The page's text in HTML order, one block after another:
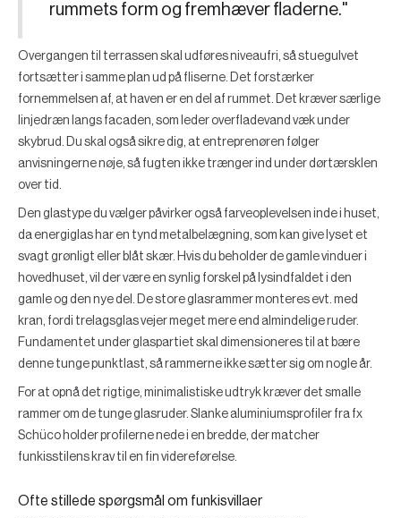
rummets form og fremhæver fladerne."
Overgangen til terrassen skal udføres niveaufri, så stuegulvet
fortsætter i samme plan ud på fliserne. Det forstærker
fornemmelsen af, at haven er en del af rummet. Det kræver særlige
linjedræn langs facaden, som leder overfladevand væk under
skybrud. Du skal også sikre dig, at entreprenøren følger
anvisningerne nøje, så fugten ikke trænger ind under dørtærsklen
over tid.
Den glastype du vælger påvirker også farveoplevelsen inde i huset,
da energiglas har en tynd metalbelægning, som kan give lyset et
svagt grønligt eller blåt skær. Hvis du beholder de gamle vinduer i
hovedhuset, vil der være en synlig forskel på lysindfaldet i den
gamle og den nye del. De store glasrammer monteres evt. med
kran, fordi trelagsglas vejer meget mere end almindelige ruder.
Fundamentet under glaspartiet skal dimensioneres til at bære
denne tunge punktlast, så rammerne ikke sætter sig om nogle år.
For at opnå det rigtige, minimalistiske udtryk kræver det smalle
rammer om de tunge glasruder. Slanke aluminiumsprofiler fra fx
Schüco holder profilerne nede i en bredde, der matcher
funkisstilens krav til en fin videreførelse.
Ofte stillede spørgsmål om funkisvillaer